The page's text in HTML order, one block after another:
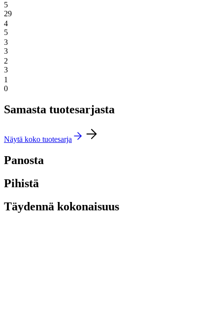
5
29
4
5
3
3
2
3
1
0
Samasta tuotesarjasta
Näytä koko tuotesarja
Panosta
Pihistä
Täydennä kokonaisuus